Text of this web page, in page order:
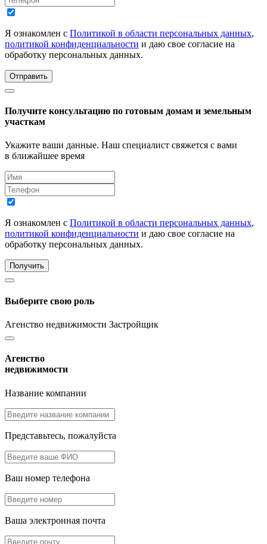
Я ознакомлен с Политикой в области персональных данных,
политикой конфиденциальности и даю свое согласие на
обработку персональных данных.
Отправить
Получите консультацию по готовым домам и земельным
участкам
Укажите ваши данные. Наш специалист свяжется с вами
в ближайшее время
Я ознакомлен с Политикой в области персональных данных,
политикой конфиденциальности и даю свое согласие на
обработку персональных данных.
Получить
Выберите свою роль
Агенство недвижимости Застройщик
Агенство
недвижимости
Название компании
Представьтесь, пожалуйста
Ваш номер телефона
Ваша электронная почта